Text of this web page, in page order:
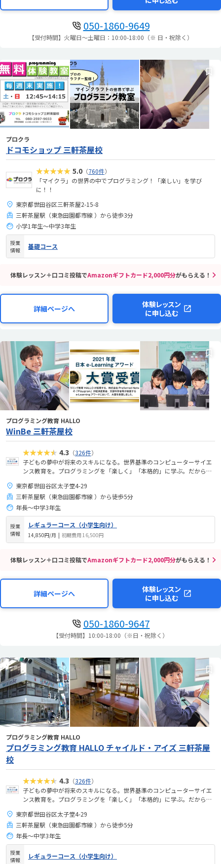
050-1860-9649
【受付時間】火曜日～土曜日：10:00-18:00（※ 日・祝除く）
プロクラ
ドコモショップ 三軒茶屋校
★★★★★ 5.0（760件）
「マイクラ」の世界の中でプログラミング！「楽しい」を学び
に！！
東京都世田谷区三軒茶屋2-15-8
三軒茶屋駅（東急田園都市線 ）から徒歩3分
小学1年生～中学3年生
授業
情報
基礎コース
体験レッスン＋口コミ投稿でAmazonギフトカード2,000円分がもらえる！
詳細ページへ
体験レッスン
に申し込む
プログラミング教育 HALLO
WinBe 三軒茶屋校
★★★★★ 4.3 （326件）
子どもの夢中が将来のスキルになる。世界基準のコンピューターサイエ
ンス教育を。プログラミングを「楽しく」「本格的」に学ぶ。だから、
東京都世田谷区太子堂4-29
三軒茶屋駅（東急田園都市線 ）から徒歩5分
年長～中学3年生
授業
情報
レギュラーコース（小学生向け）
14,850円/月 | 初期費用 16,500円
体験レッスン＋口コミ投稿でAmazonギフトカード2,000円分がもらえる！
詳細ページへ
体験レッスン
に申し込む
050-1860-9647
【受付時間】10:00-18:00（※日・祝除く）
プログラミング教育 HALLO
プログラミング教育 HALLO チャイルド・アイズ 三軒茶屋
校
★★★★★ 4.3 （326件）
子どもの夢中が将来のスキルになる。世界基準のコンピューターサイエ
ンス教育を。プログラミングを「楽しく」「本格的」に学ぶ。だから、
東京都世田谷区太子堂4-29
三軒茶屋駅（東急田園都市線 ）から徒歩5分
年長～中学3年生
授業
情報
レギュラーコース（小学生向け）